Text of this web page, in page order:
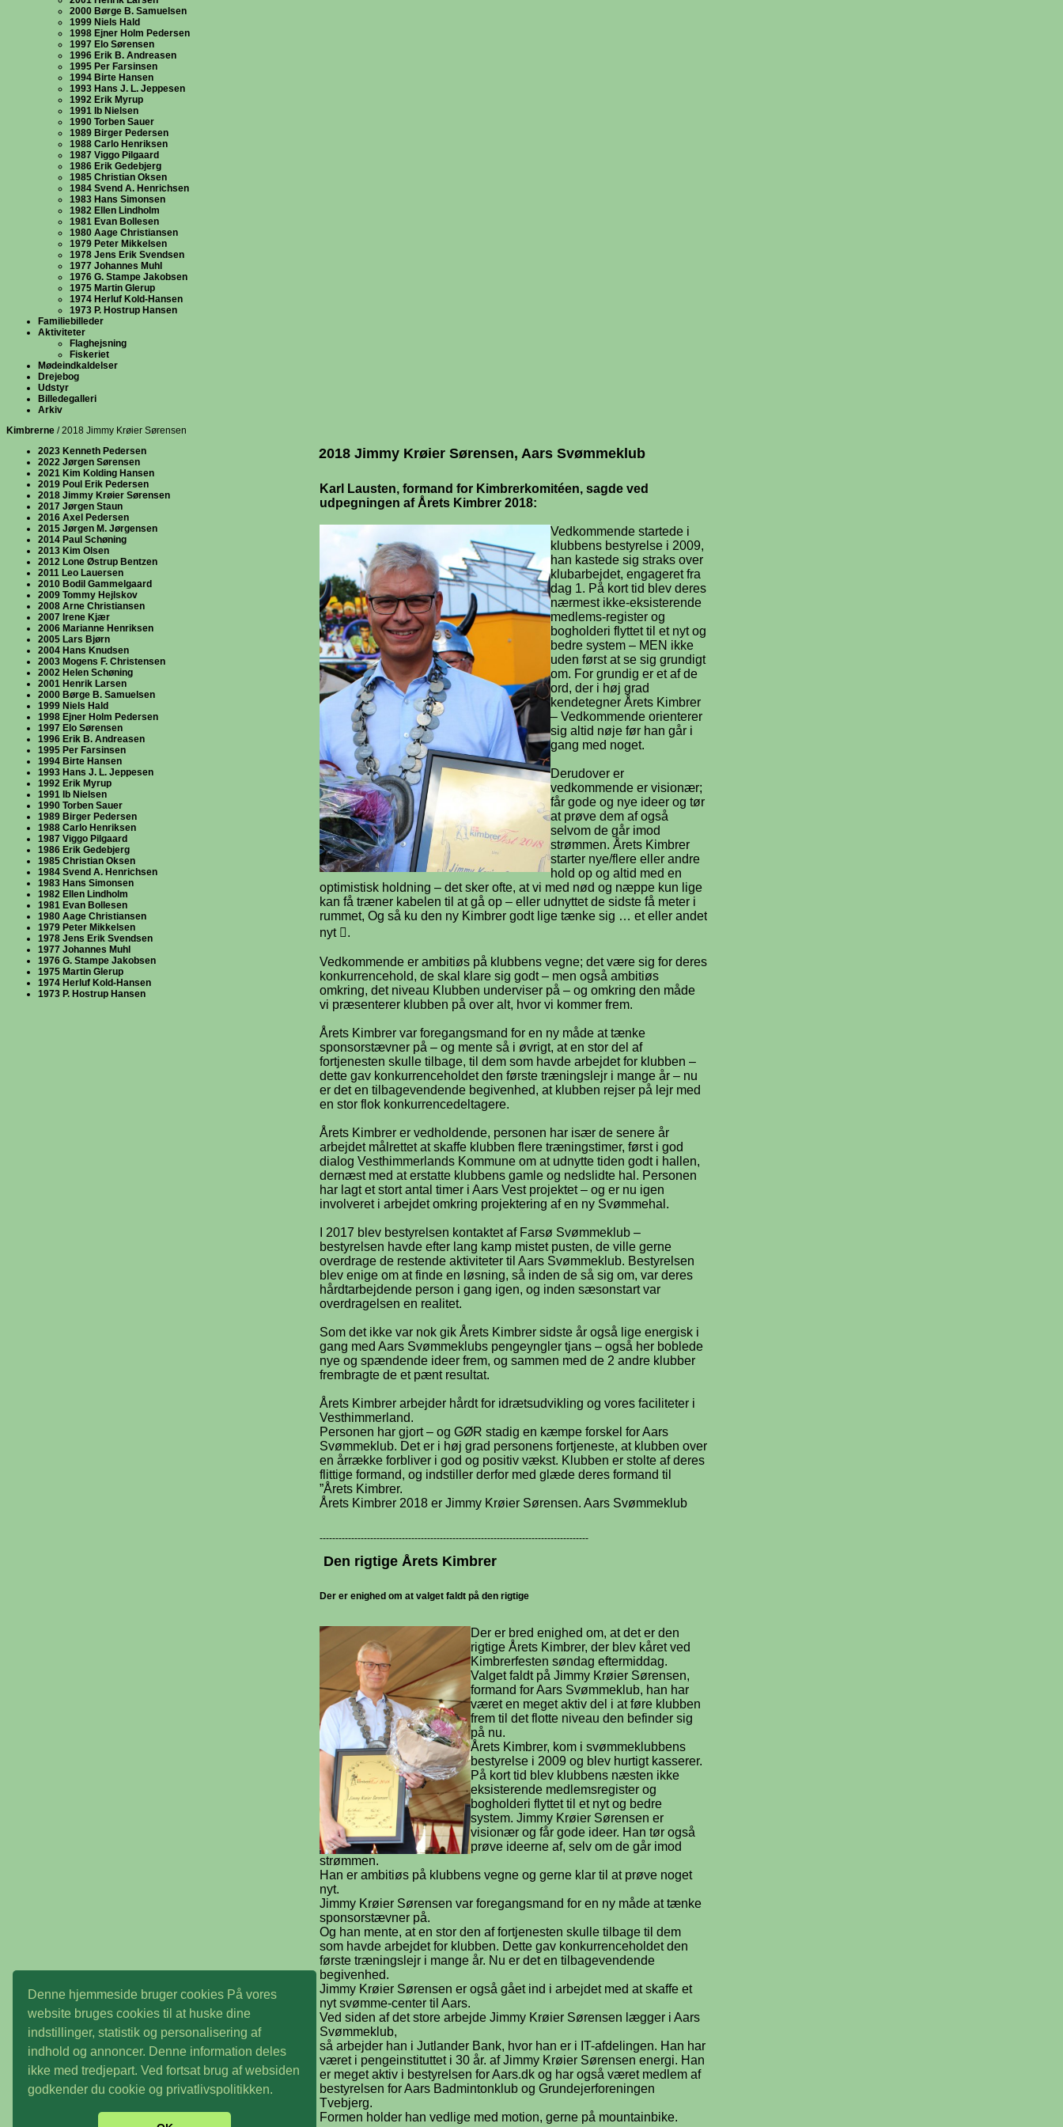
Denne hjemmeside bruger cookies På vores
website bruges cookies til at huske dine
indstillinger, statistik og personalisering af
indhold og annoncer. Denne information deles
ikke med tredjepart. Ved fortsat brug af websiden
godkender du cookie og privatlivspolitikken.
2000 Børge B. Samuelsen
1999 Niels Hald
1998 Ejner Holm Pedersen
1997 Elo Sørensen
1996 Erik B. Andreasen
1995 Per Farsinsen
1994 Birte Hansen
1993 Hans J. L. Jeppesen
1992 Erik Myrup
1991 Ib Nielsen
1990 Torben Sauer
1989 Birger Pedersen
1988 Carlo Henriksen
1987 Viggo Pilgaard
1986 Erik Gedebjerg
1985 Christian Oksen
1984 Svend A. Henrichsen
1983 Hans Simonsen
1982 Ellen Lindholm
1981 Evan Bollesen
1980 Aage Christiansen
1979 Peter Mikkelsen
1978 Jens Erik Svendsen
1977 Johannes Muhl
1976 G. Stampe Jakobsen
1975 Martin Glerup
1974 Herluf Kold-Hansen
1973 P. Hostrup Hansen
Familiebilleder
Aktiviteter
Flaghejsning
Fiskeriet
Mødeindkaldelser
Drejebog
Udstyr
Billedegalleri
Arkiv
Kimbrerne / 2018 Jimmy Krøier Sørensen
2023 Kenneth Pedersen
2022 Jørgen Sørensen
2021 Kim Kolding Hansen
2019 Poul Erik Pedersen
2018 Jimmy Krøier Sørensen
2017 Jørgen Staun
2016 Axel Pedersen
2015 Jørgen M. Jørgensen
2014 Paul Schøning
2013 Kim Olsen
2012 Lone Østrup Bentzen
2011 Leo Lauersen
2010 Bodil Gammelgaard
2009 Tommy Hejlskov
2008 Arne Christiansen
2007 Irene Kjær
2006 Marianne Henriksen
2005 Lars Bjørn
2004 Hans Knudsen
2003 Mogens F. Christensen
2002 Helen Schøning
2001 Henrik Larsen
2000 Børge B. Samuelsen
1999 Niels Hald
1998 Ejner Holm Pedersen
1997 Elo Sørensen
1996 Erik B. Andreasen
1995 Per Farsinsen
1994 Birte Hansen
1993 Hans J. L. Jeppesen
1992 Erik Myrup
1991 Ib Nielsen
1990 Torben Sauer
1989 Birger Pedersen
1988 Carlo Henriksen
1987 Viggo Pilgaard
1986 Erik Gedebjerg
1985 Christian Oksen
1984 Svend A. Henrichsen
1983 Hans Simonsen
1982 Ellen Lindholm
1981 Evan Bollesen
1980 Aage Christiansen
1979 Peter Mikkelsen
1978 Jens Erik Svendsen
1977 Johannes Muhl
1976 G. Stampe Jakobsen
1975 Martin Glerup
1974 Herluf Kold-Hansen
1973 P. Hostrup Hansen
2018 Jimmy Krøier Sørensen, Aars Svømmeklub
Karl Lausten, formand for Kimbrerkomitéen, sagde ved
udpegningen af Årets Kimbrer 2018:
Vedkommende startede i
klubbens bestyrelse i 2009,
han kastede sig straks over
klubarbejdet, engageret fra
dag 1. På kort tid blev deres
nærmest ikke-eksisterende
medlems-register og
bogholderi flyttet til et nyt og
bedre system – MEN ikke
uden først at se sig grundigt
om. For grundig er et af de
ord, der i høj grad
kendetegner Årets Kimbrer
– Vedkommende orienterer
sig altid nøje før han går i
gang med noget.
Derudover er
vedkommende er visionær;
får gode og nye ideer og tør
at prøve dem af også
selvom de går imod
strømmen. Årets Kimbrer
starter nye/flere eller andre
hold op og altid med en
optimistisk holdning – det sker ofte, at vi med nød og næppe kun lige
kan få træner kabelen til at gå op – eller udnyttet de sidste få meter i
rummet, Og så ku den ny Kimbrer godt lige tænke sig … et eller andet
nyt .
Vedkommende er ambitiøs på klubbens vegne; det være sig for deres
konkurrencehold, de skal klare sig godt – men også ambitiøs
omkring, det niveau Klubben underviser på – og omkring den måde
vi præsenterer klubben på over alt, hvor vi kommer frem.
Årets Kimbrer var foregangsmand for en ny måde at tænke
sponsorstævner på – og mente så i øvrigt, at en stor del af
fortjenesten skulle tilbage, til dem som havde arbejdet for klubben –
dette gav konkurrenceholdet den første træningslejr i mange år – nu
er det en tilbagevendende begivenhed, at klubben rejser på lejr med
en stor flok konkurrencedeltagere.
Årets Kimbrer er vedholdende, personen har især de senere år
arbejdet målrettet at skaffe klubben flere træningstimer, først i god
dialog Vesthimmerlands Kommune om at udnytte tiden godt i hallen,
dernæst med at erstatte klubbens gamle og nedslidte hal. Personen
har lagt et stort antal timer i Aars Vest projektet – og er nu igen
involveret i arbejdet omkring projektering af en ny Svømmehal.
I 2017 blev bestyrelsen kontaktet af Farsø Svømmeklub –
bestyrelsen havde efter lang kamp mistet pusten, de ville gerne
overdrage de restende aktiviteter til Aars Svømmeklub. Bestyrelsen
blev enige om at finde en løsning, så inden de så sig om, var deres
hårdtarbejdende person i gang igen, og inden sæsonstart var
overdragelsen en realitet.
Som det ikke var nok gik Årets Kimbrer sidste år også lige energisk i
gang med Aars Svømmeklubs pengeyngler tjans – også her boblede
nye og spændende ideer frem, og sammen med de 2 andre klubber
frembragte de et pænt resultat.
Årets Kimbrer arbejder hårdt for idrætsudvikling og vores faciliteter i
Vesthimmerland.
Personen har gjort – og GØR stadig en kæmpe forskel for Aars
Svømmeklub. Det er i høj grad personens fortjeneste, at klubben over
en årrække forbliver i god og positiv vækst. Klubben er stolte af deres
flittige formand, og indstiller derfor med glæde deres formand til
”Årets Kimbrer.
Årets Kimbrer 2018 er Jimmy Krøier Sørensen. Aars Svømmeklub
-------------------------------------------------------------------------------------
Den rigtige Årets Kimbrer
Der er enighed om at valget faldt på den rigtige
Der er bred enighed om, at det er den
rigtige Årets Kimbrer, der blev kåret ved
Kimbrerfesten søndag eftermiddag.
Valget faldt på Jimmy Krøier Sørensen,
formand for Aars Svømmeklub, han har
været en meget aktiv del i at føre klubben
frem til det flotte niveau den befinder sig
på nu.
Årets Kimbrer, kom i svømmeklubbens
bestyrelse i 2009 og blev hurtigt kasserer.
På kort tid blev klubbens næsten ikke
eksisterende medlemsregister og
bogholderi flyttet til et nyt og bedre
system. Jimmy Krøier Sørensen er
visionær og får gode ideer. Han tør også
prøve ideerne af, selv om de går imod
strømmen.
Han er ambitiøs på klubbens vegne og gerne klar til at prøve noget
nyt.
Jimmy Krøier Sørensen var foregangsmand for en ny måde at tænke
sponsorstævner på.
Og han mente, at en stor den af fortjenesten skulle tilbage til dem
som havde arbejdet for klubben. Dette gav konkurrenceholdet den
første træningslejr i mange år. Nu er det en tilbagevendende
begivenhed.
Jimmy Krøier Sørensen er også gået ind i arbejdet med at skaffe et
nyt svømme-center til Aars.
Ved siden af det store arbejde Jimmy Krøier Sørensen lægger i Aars
Svømmeklub,
så arbejder han i Jutlander Bank, hvor han er i IT-afdelingen. Han har
været i pengeinstituttet i 30 år. af Jimmy Krøier Sørensen energi. Han
er meget aktiv i bestyrelsen for Aars.dk og har også været medlem af
bestyrelsen for Aars Badmintonklub og Grundejerforeningen
Tvebjerg.
Formen holder han vedlige med motion, gerne på mountainbike.